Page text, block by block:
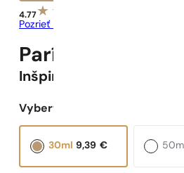
4.77
Pozrieť recenzie
Parížske
Inšpirované
Vyberte objem:
9,39 €
30ml